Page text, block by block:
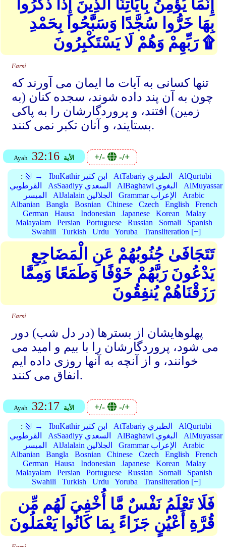
إِنَّمَا يُؤْمِنُ بِآيَاتِنَا الَّذِينَ إِذَا ذُكِّرُوا
بِهَا خَرُّوا سُجَّدًا وَسَبَّحُوا بِحَمْدِ
رَبِّهِمْ وَهُمْ لَا يَسْتَكْبِرُونَ ۩
Farsi
تنها کسانی به آیات ما ایمان می آورند که
چون به آن پند داده شوند، سجده کنان (به
زمین) افتند، و پروردگارشان را به پاکی
بستایند، و آنان تکبر نمی کنند.
Ayah 32:16 الأية +/- -/+
: 📗 → IbnKathir ابن كثير AtTabariy الطبري
AlQurtubi
القرطوبي
AsSaadiyy السعدي AlBaghawi البغوي
AlMuyassar
الميسر
AlJalalain الجلالين Grammar الإعراب
Arabic
Albanian
Bangla Bosnian Chinese Czech English
French
German
Hausa Indonesian Japanese Korean
Malay
Malayalam
Persian Portuguese Russian Somali
Spanish
Swahili
Turkish Urdu Yoruba Transliteration [+]
تَتَجَافَىٰ جُنُوبُهُمْ عَنِ الْمَضَاجِعِ
يَدْعُونَ رَبَّهُمْ خَوْفًا وَطَمَعًا وَمِمَّا
رَزَقْنَاهُمْ يُنفِقُونَ
Farsi
پهلوهایشان از بسترها (در دل شب) دور
می شود، پروردگارشان را با بیم و امید می
خوانند، و از آنچه به آنها روزی داده ایم
انفاق می کنند.
Ayah 32:17 الأية +/- -/+
: 📗 → IbnKathir ابن كثير AtTabariy الطبري
AlQurtubi
القرطوبي
AsSaadiyy السعدي AlBaghawi البغوي
AlMuyassar
الميسر
AlJalalain الجلالين Grammar الإعراب
Arabic
Albanian
Bangla Bosnian Chinese Czech English
French
German
Hausa Indonesian Japanese Korean
Malay
Malayalam
Persian Portuguese Russian Somali
Spanish
Swahili
Turkish Urdu Yoruba Transliteration [+]
فَلَا تَعْلَمُ نَفْسٌ مَّا أُخْفِيَ لَهُم مِّن
قُرَّةِ أَعْيُنٍ جَزَاءً بِمَا كَانُوا يَعْمَلُونَ